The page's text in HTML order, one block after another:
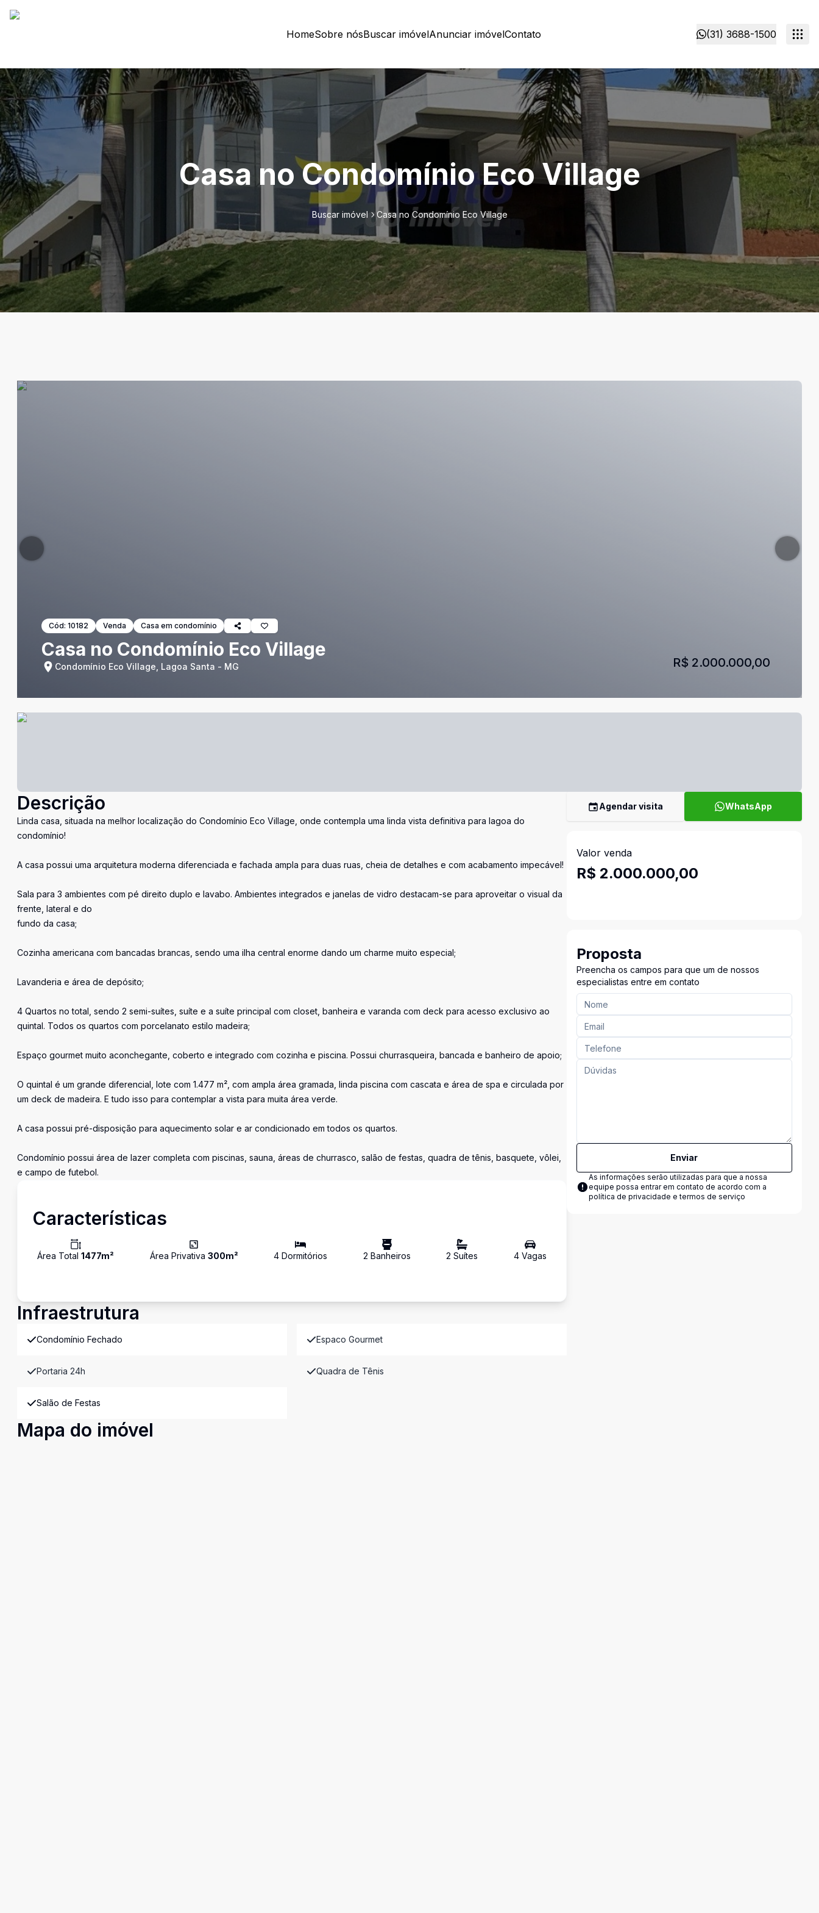
HomeSobre nósBuscar imóvelAnunciar imóvelContato (31) 3688-1500
Casa no Condomínio Eco Village
Buscar imóvel Casa no Condomínio Eco Village
Cód: 10182 Venda Casa em condomínio
Casa no Condomínio Eco Village
Condomínio Eco Village, Lagoa Santa - MG R$ 2.000.000,00
Descrição
Linda casa, situada na melhor localização do Condomínio Eco Village, onde contempla uma linda vista definitiva para lagoa do
condomínio!
A casa possui uma arquitetura moderna diferenciada e fachada ampla para duas ruas, cheia de detalhes e com acabamento impecável!
Sala para 3 ambientes com pé direito duplo e lavabo. Ambientes integrados e janelas de vidro destacam-se para aproveitar o visual da
frente, lateral e do
fundo da casa;
Cozinha americana com bancadas brancas, sendo uma ilha central enorme dando um charme muito especial;
Lavanderia e área de depósito;
4 Quartos no total, sendo 2 semi-suítes, suíte e a suíte principal com closet, banheira e varanda com deck para acesso exclusivo ao
quintal. Todos os quartos com porcelanato estilo madeira;
Espaço gourmet muito aconchegante, coberto e integrado com cozinha e piscina. Possui churrasqueira, bancada e banheiro de apoio;
O quintal é um grande diferencial, lote com 1.477 m², com ampla área gramada, linda piscina com cascata e área de spa e circulada por
um deck de madeira. E tudo isso para contemplar a vista para muita área verde.
A casa possui pré-disposição para aquecimento solar e ar condicionado em todos os quartos.
Condomínio possui área de lazer completa com piscinas, sauna, áreas de churrasco, salão de festas, quadra de tênis, basquete, vôlei,
e campo de futebol.
Características
Área Total 1477m² Área Privativa 300m² 4 Dormitórios 2 Banheiros 2 Suítes 4Vagas
Infraestrutura
Condomínio Fechado Espaco Gourmet
Portaria 24h Quadra de Tênis
Salão de Festas
Mapa do imóvel
Agendar visita WhatsApp
Valor venda
R$ 2.000.000,00
Proposta
Preencha os campos para que um de nossos
especialistas entre em contato
Enviar
As informações serão utilizadas para que a nossa
equipe possa entrar em contato de acordo com a
política de privacidade e termos de serviço